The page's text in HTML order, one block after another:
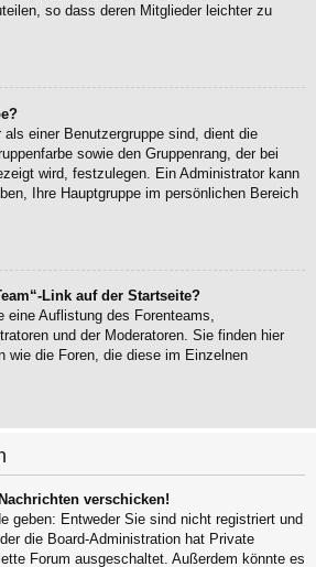
so dass deren Mitglieder leichter zu
einer Benutzergruppe sind, dient die
sowie den Gruppenrang, der bei
wird, festzulegen. Ein Administrator kann
Ihre Hauptgruppe im persönlichen Bereich
Link auf der Startseite?
eine Auflistung des Forenteams,
und der Moderatoren. Sie finden hier
wie die Foren, die diese im Einzelnen
verschicken!
geben: Entweder Sie sind nicht registriert und
die Board-Administration hat Private
Forum ausgeschaltet. Außerdem könnte es